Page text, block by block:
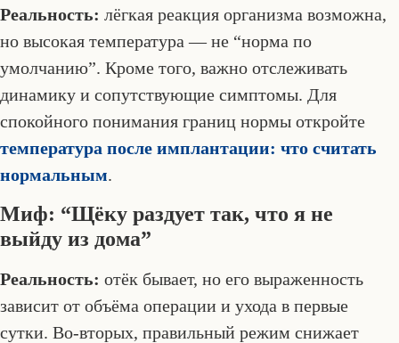
Реальность: лёгкая реакция организма возможна,
но высокая температура — не “норма по
умолчанию”. Кроме того, важно отслеживать
динамику и сопутствующие симптомы. Для
спокойного понимания границ нормы откройте
температура после имплантации: что считать
нормальным.
Миф: “Щёку раздует так, что я не
выйду из дома”
Реальность: отёк бывает, но его выраженность
зависит от объёма операции и ухода в первые
сутки. Во-вторых, правильный режим снижает